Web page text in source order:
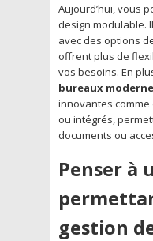
Aujourd’hui, vous
design modulable.
avec des options
offrent plus de
vos besoins. En
bureaux
innovantes
ou intégrés,
documents ou
Penser à
gestion